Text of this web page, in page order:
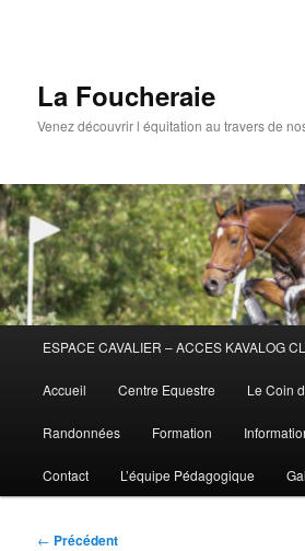
La Foucheraie
Venez découvrir l équitation au travers de
principal
ESPACE CAVALIER – ACCES KAVALOG
Accueil Centre Equestre Le Coin
Randonnées Formation
Contact L’équipe Pédagogique
Navigation
← Précédent